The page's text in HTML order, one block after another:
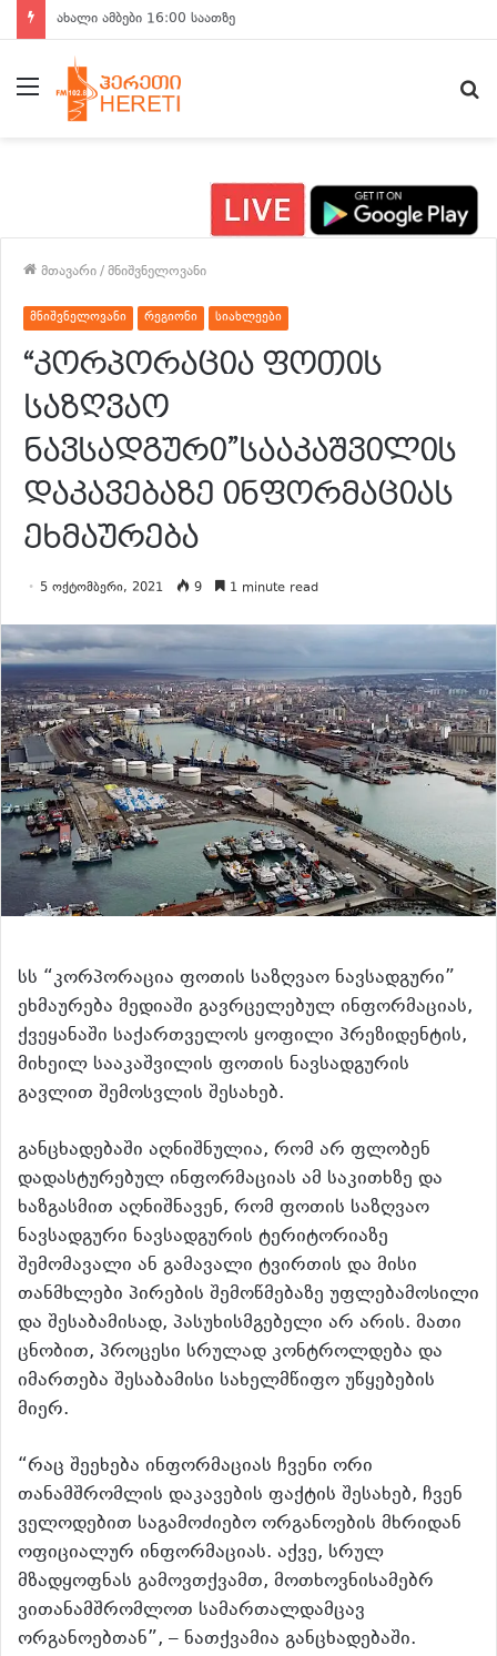
ახალი ამბები 15:00 საათზე
მენიუ
მთავარი/მნიშვნელოვანი
მნიშვნელოვანი რეგიონი სიახლეები
“კორპორაცია ფოთის
საზღვაო
ნავსადგური”სააკაშვილის
დაკავებაზე ინფორმაციას
ეხმაურება
5 ოქტომბერი, 2021 9 1 minute read
სს “კორპორაცია ფოთის საზღვაო ნავსადგური”
ეხმაურება მედიაში გავრცელებულ ინფორმაციას,
ქვეყანაში საქართველოს ყოფილი პრეზიდენტის,
მიხეილ სააკაშვილის ფოთის ნავსადგურის
გავლით შემოსვლის შესახებ.
განცხადებაში აღნიშნულია, რომ არ ფლობენ
დადასტურებულ ინფორმაციას ამ საკითხზე და
ხაზგასმით აღნიშნავენ, რომ ფოთის საზღვაო
ნავსადგური ნავსადგურის ტერიტორიაზე
შემომავალი ან გამავალი ტვირთის და მისი
თანმხლები პირების შემოწმებაზე უფლებამოსილი
და შესაბამისად, პასუხისმგებელი არ არის. მათი
ცნობით, პროცესი სრულად კონტროლდება და
იმართება შესაბამისი სახელმწიფო უწყებების
მიერ.
“რაც შეეხება ინფორმაციას ჩვენი ორი
თანამშრომლის დაკავების ფაქტის შესახებ, ჩვენ
ველოდებით საგამოძიებო ორგანოების მხრიდან
ოფიციალურ ინფორმაციას. აქვე, სრულ
მზადყოფნას გამოვთქვამთ, მოთხოვნისამებრ
ვითანამშრომლოთ სამართალდამცავ
ორგანოებთან”, – ნათქვამია განცხადებაში.